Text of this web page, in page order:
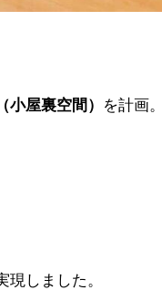
小屋裏空間） を計画。
現しました。